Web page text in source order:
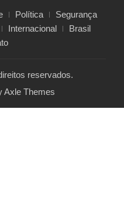
Política
Segurança
Internacional
Brasil
reservados.
Axle Themes